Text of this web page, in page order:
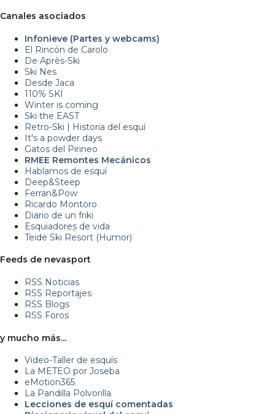
Canales asociados
Infonieve (Partes y webcams)
El Rincón de Carolo
De Après-Ski
Ski Nes
Desde Jaca
110% SKI
Winter is coming
Ski the EAST
Retro-Ski | Historia del esquí
It's a powder days
Gatos del Pirineo
RMEE Remontes Mecánicos
Hablamos de esquí
Deep&Steep
Ferran&Pow
Ricardo Montoro
Diario de un friki
Esquiadores de vida
Teide Ski Resort (Humor)
Feeds de nevasport
RSS Noticias
RSS Reportajes
RSS Blogs
RSS Foros
y mucho más...
Video-Taller de esquís
La METEO por Joseba
eMotion365
La Pandilla Polvorilla
Lecciones de esquí comentadas